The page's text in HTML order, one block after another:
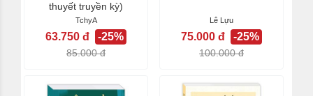
thuyết truyền kỳ)
TchyA
63.750 đ -25%
85.000 đ
Lê Lựu
75.000 đ -25%
100.000 đ